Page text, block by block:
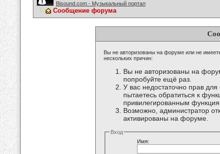
Bisound.com - Музыкальный портал
Сообщение форума
Вы не авторизованы на форуме или не
нескольких причин:
Вы не авторизованы на
попробуйте ещё раз.
У вас недостаточно прав
пытаетесь обратиться к
привилегированным
Возможно, администратор
активированы на форуме.
Вход
Имя: